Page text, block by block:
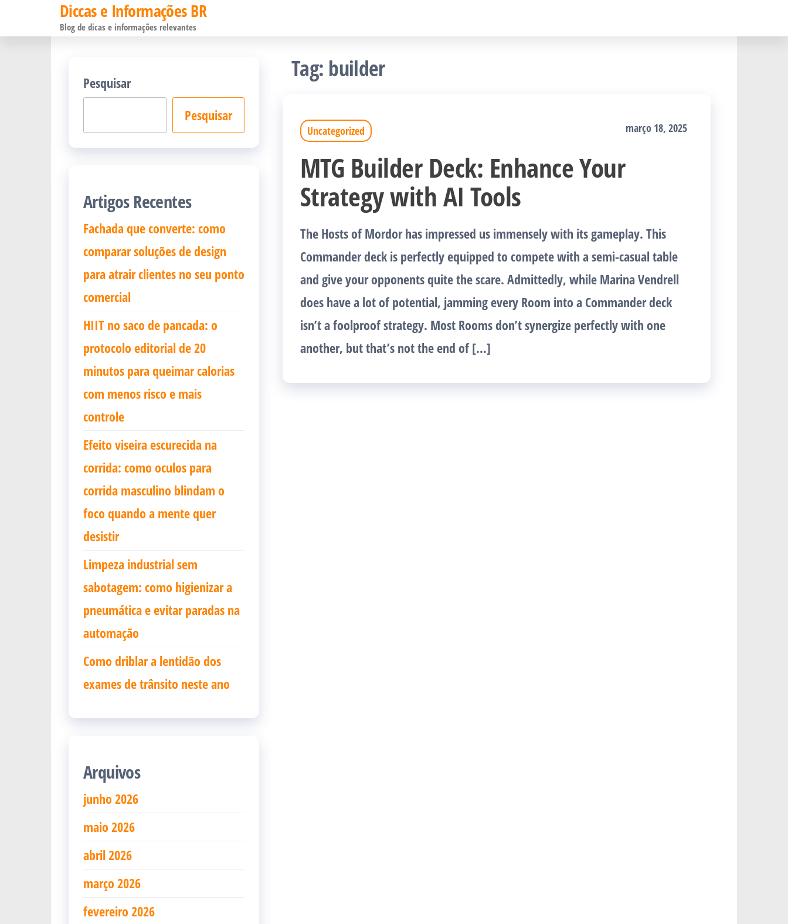
para
Diccas e Informações BR
Blog de dicas e informações relevantes
Tag: builder
Uncategorized março 18, 2025
MTG Builder Deck: Enhance Your
Strategy with AI Tools
The Hosts of Mordor has impressed us immensely with its gameplay. This
Commander deck is perfectly equipped to compete with a semi-casual table
and give your opponents quite the scare. Admittedly, while Marina Vendrell
does have a lot of potential, jamming every Room into a Commander deck
isn’t a foolproof strategy. Most Rooms don’t synergize perfectly with one
another, but that’s not the end of […]
Pesquisar
Pesquisar
Artigos Recentes
Fachada que converte: como
comparar soluções de design
para atrair clientes no seu ponto
comercial
HIIT no saco de pancada: o
protocolo editorial de 20
minutos para queimar calorias
com menos risco e mais
controle
Efeito viseira escurecida na
corrida: como oculos para
corrida masculino blindam o
foco quando a mente quer
desistir
Limpeza industrial sem
sabotagem: como higienizar a
pneumática e evitar paradas na
automação
Como driblar a lentidão dos
exames de trânsito neste ano
Arquivos
junho 2026
maio 2026
abril 2026
março 2026
fevereiro 2026